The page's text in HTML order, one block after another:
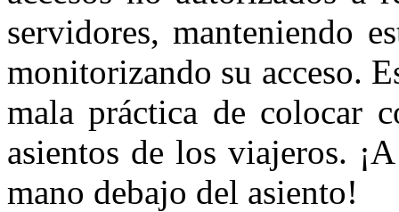
servidores, manteniendo
monitorizando su acceso.
mala práctica de colocar
asientos de los viajeros.
mano debajo del asiento!